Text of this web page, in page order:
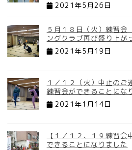
2021年5月26日
５月１８日（火）練習
ングクラブ再び盛り上が
2021年5月19日
１／１２（火）中止のご
練習会ができることにな
2021年1月14日
【１／１２、１９練習
できることになりました